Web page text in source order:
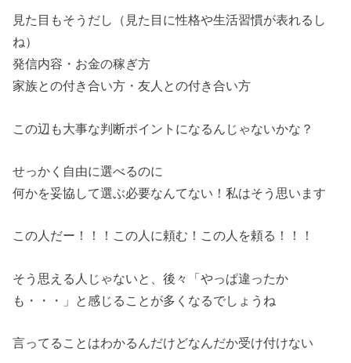
見た目もそうだし（見た目に性格や生活習慣が表れるし
ね）
発信内容・お金の稼ぎ方
家族との付き合い方・友人との付き合い方
この辺も大事な判断ポイントになるんじゃないかな？
せっかく自由に選べるのに
何かを妥協して選ぶ必要なんてない！私はそう思います
この人だー！！！この人に頼む！この人を頼る！！！
そう思える人じゃないと、後々「やっぱ違ったか
も・・・」と感じることが多くなるでしょうね
言ってることはわかるんだけどなんだか受け付けない